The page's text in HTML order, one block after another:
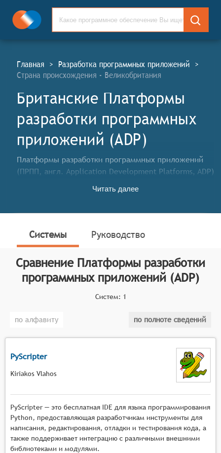
Главная > Разработка программных приложений >
Страна происхождения - Великобритания
Британские Платформы
разработки программных
приложений (ADP)
Платформы разработки программных приложений
(ПРПП, англ. Application Development Platforms, ADP)
создания программных приложений для различных
серверных систем. Программные продукты в данной
категории варьируются от минималистичных
сложных интегрированных сред разработки ПО.
Классификатор программных продуктов Соваре
определяет конкретные функциональные критерии
разработки программных приложений система
интерфейса, чтобы даже непрофессиональные
разработчики могли легко разрабатывать
Наличие большого набора инструментов и
библиотек, которые помогают разработчикам
создавать приложения быстрее и
эффективнее.
Поддержка различных языков
Читать далее
Системы Руководство
Сравнение Платформы разработки
программных приложений (ADP)
Систем: 1
по алфавиту по полноте сведений
PyScripter
Kiriakos Vlahos
PyScripter — это бесплатная IDE для языка программирования
Python, предоставляющая разработчикам инструменты для
написания, редактирования, отладки и тестирования кода, а
также поддерживает интеграцию с различными внешними
библиотеками и модулями.